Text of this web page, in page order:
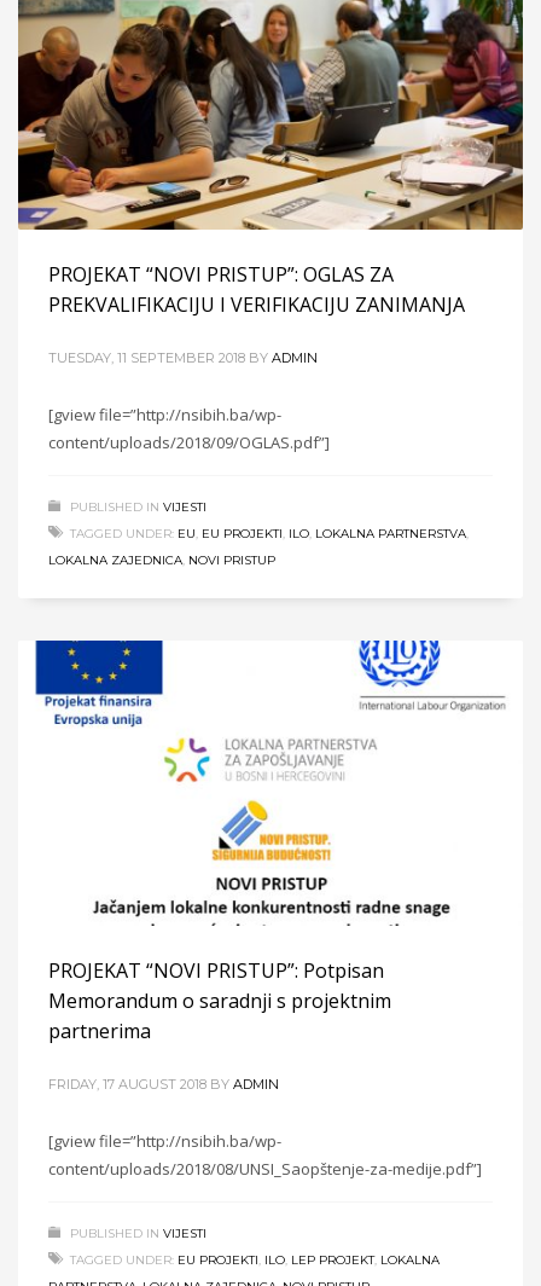
PROJEKAT “NOVI PRISTUP”: OGLAS ZA
PREKVALIFIKACIJU I VERIFIKACIJU ZANIMANJA
TUESDAY, 11 SEPTEMBER 2018 BY ADMIN
[gview file=”http://nsibih.ba/wp-
content/uploads/2018/09/OGLAS.pdf”]
PUBLISHED IN VIJESTI
TAGGED UNDER: EU, EU PROJEKTI, ILO, LOKALNA PARTNERSTVA,
LOKALNA ZAJEDNICA, NOVI PRISTUP
PROJEKAT “NOVI PRISTUP”: Potpisan
Memorandum o saradnji s projektnim
partnerima
FRIDAY, 17 AUGUST 2018 BY ADMIN
[gview file=”http://nsibih.ba/wp-
content/uploads/2018/08/UNSI_Saopštenje-za-medije.pdf”]
PUBLISHED IN VIJESTI
TAGGED UNDER: EU PROJEKTI, ILO, LEP PROJEKT, LOKALNA